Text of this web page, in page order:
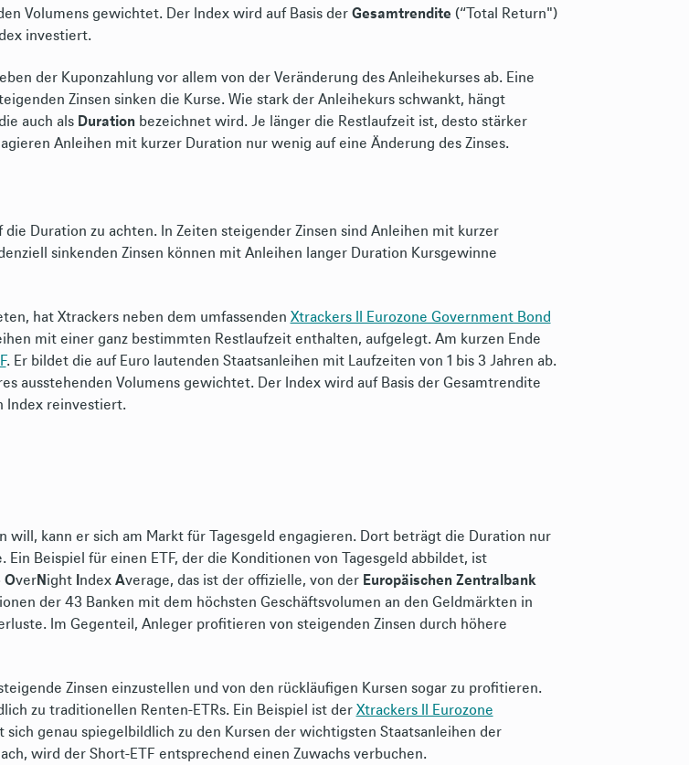
Volumens gewichtet. Der Index wird auf Basis der Gesamtrendite (“Total Return")
investiert.
der Kuponzahlung vor allem von der Veränderung des Anleihekurses ab. Eine
Zinsen sinken die Kurse. Wie stark der Anleihekurs schwankt, hängt
auch als Durationbezeichnet wird. Je länger die Restlaufzeit ist, desto stärker
Anleihen mit kurzer Duration nur wenig auf eine Änderung des Zinses.
Duration zu achten. In Zeiten steigender Zinsen sind Anleihen mit kurzer
sinkenden Zinsen können mit Anleihen langer Duration Kursgewinne
hat Xtrackers neben dem umfassenden Xtrackers II Eurozone Government Bond
mit einer ganz bestimmten Restlaufzeit enthalten, aufgelegt. Am kurzen Ende
. Er bildet die auf Euro lautenden Staatsanleihen mit Laufzeiten von 1 bis 3 Jahren ab.
ausstehenden Volumens gewichtet. Der Index wird auf Basis der Gesamtrendite
Index reinvestiert.
kann er sich am Markt für Tagesgeld engagieren. Dort beträgt die Duration nur
Beispiel für einen ETF, der die Konditionen von Tagesgeld abbildet, ist
OverN ight ndex Average, das ist der offizielle, von der Europäischen Zentralbank
der 43 Banken mit dem höchsten Geschäftsvolumen an den Geldmärkten in
Im Gegenteil, Anleger profitieren von steigenden Zinsen durch höhere
Zinsen einzustellen und von den rückläufigen Kursen sogar zu profitieren.
zu traditionellen Renten-ETRs. Ein Beispiel ist der Xtrackers II Eurozone
sich genau spiegelbildlich zu den Kursen der wichtigsten Staatsanleihen der
wird der Short-ETF entsprechend einen Zuwachs verbuchen.